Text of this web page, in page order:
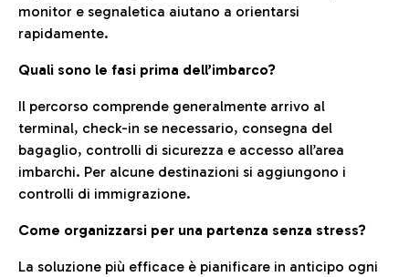
monitor e segnaletica aiutano a orientarsi
rapidamente.
Quali sono le fasi prima dell’imbarco?
Il percorso comprende generalmente arrivo al
terminal, check-in se necessario, consegna del
bagaglio, controlli di sicurezza e accesso all’area
imbarchi. Per alcune destinazioni si aggiungono i
controlli di immigrazione.
Come organizzarsi per una partenza senza stress?
La soluzione più efficace è pianificare in anticipo ogni